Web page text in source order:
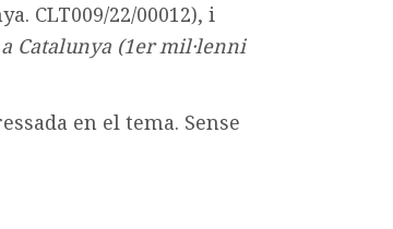
CLT009/22/00012), i
Catalunya (1er mil·lenni
en el tema. Sense